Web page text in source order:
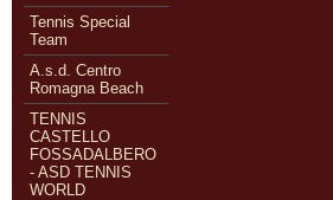
Tennis Special
Team
A.s.d. Centro
Romagna Beach
TENNIS
CASTELLO
FOSSADALBERO
- ASD TENNIS
WORLD